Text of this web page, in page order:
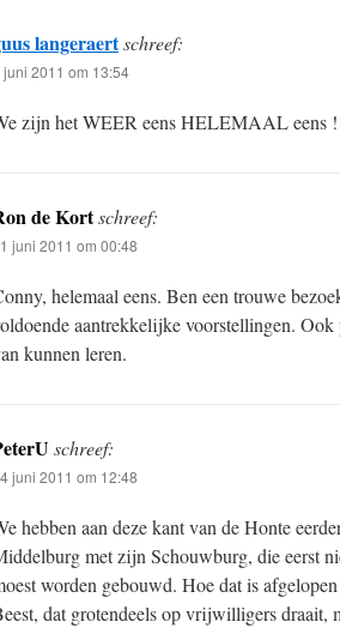
langeraertschreef:
juni 2011 om 13:54
zijn het WEER eens HELEMAAL eens
de Kortschreef:
juni 2011 om 00:48
helemaal eens. Ben een trouwe
aantrekkelijke voorstellingen.
kunnen leren.
schreef:
juni 2011 om 12:48
hebben aan deze kant van de Honte
met zijn Schouwburg, die eerst
worden gebouwd. Hoe dat is
dat grotendeels op vrijwilligers draait,